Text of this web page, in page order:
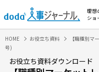
理想
ショ
HOME お役立ち資料
【職種別
号)
お役立ち資料ダウンロード